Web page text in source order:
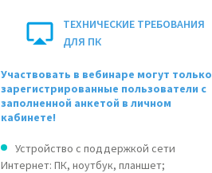
ТЕХНИЧЕСКИЕ ТРЕБОВАНИЯ
ДЛЯ ПК
Участвовать в вебинаре могут только
зарегистрированные пользователи с
заполненной анкетой в личном
кабинете!
Устройство с поддержкой сети
Интернет: ПК, ноутбук, планшет;